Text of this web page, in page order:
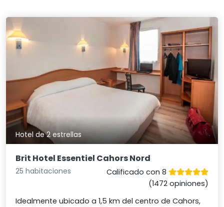
Hotel de 2 estrellas
Brit Hotel Essentiel Cahors Nord
25 habitaciones
Calificado con 8
(1472 opiniones)
Idealmente ubicado a 1,5 km del centro de Cahors,